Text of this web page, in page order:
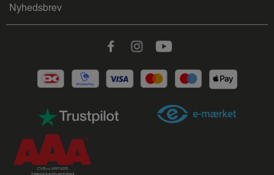
Nyhedsbrev
FacebookInstagramYoutube